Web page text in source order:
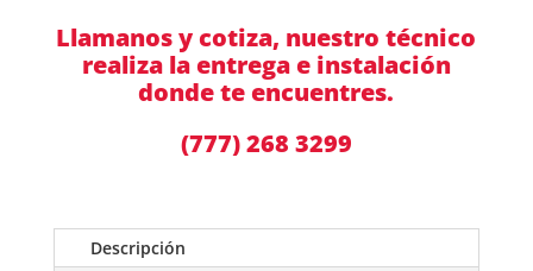
Llamanos y cotiza, nuestro técnico
realiza la entrega e instalación
donde te encuentres.
(777) 268 3299
Descripción